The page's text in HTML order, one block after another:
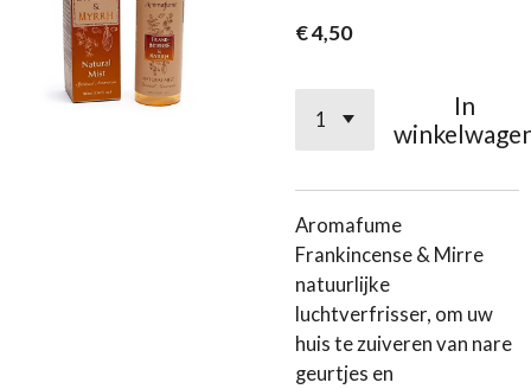
€ 4,50
In
Aromafume
Frankincense & Mirre
natuurlijke
luchtverfrisser, om uw
huis te zuiveren van nare
geurtjes en